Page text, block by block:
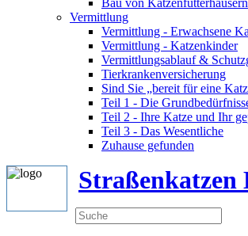
Bau von Katzenfutterhäusern
Vermittlung
Vermittlung - Erwachsene
Vermittlung - Katzenkinder
Vermittlungsablauf &
Tierkrankenversicherung
Sind Sie „bereit für eine
Teil 1 - Die
Teil 2 - Ihre Katze und Ihr
Teil 3 - Das Wesentliche
Zuhause gefunden
Straßenkatzen